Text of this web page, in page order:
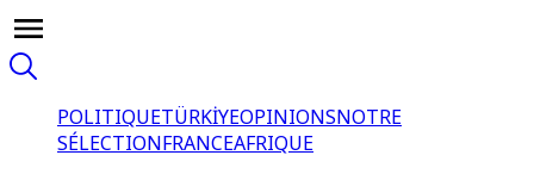
POLITIQUETÜRKİYEOPINIONSNOTRE
SÉLECTIONFRANCEAFRIQUE